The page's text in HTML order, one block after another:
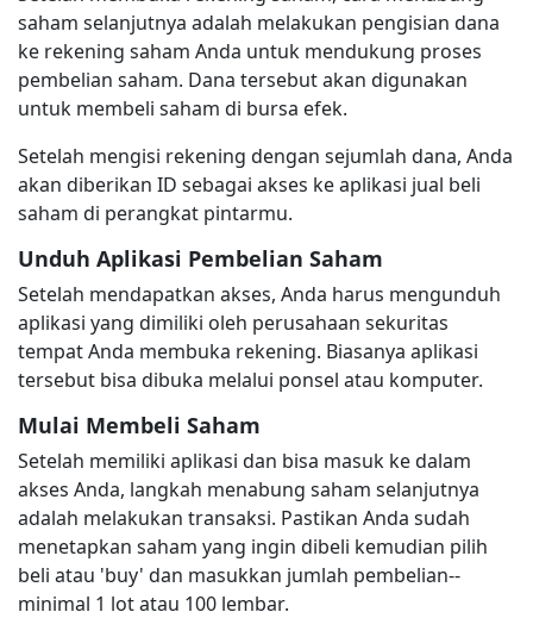
saham selanjutnya adalah melakukan pengisian dana
ke rekening saham Anda untuk mendukung proses
pembelian saham. Dana tersebut akan digunakan
untuk membeli saham di bursa efek.
Setelah mengisi rekening dengan sejumlah dana, Anda
akan diberikan ID sebagai akses ke aplikasi jual beli
saham di perangkat pintarmu.
Unduh Aplikasi Pembelian Saham
Setelah mendapatkan akses, Anda harus mengunduh
aplikasi yang dimiliki oleh perusahaan sekuritas
tempat Anda membuka rekening. Biasanya aplikasi
tersebut bisa dibuka melalui ponsel atau komputer.
Mulai Membeli Saham
Setelah memiliki aplikasi dan bisa masuk ke dalam
akses Anda, langkah menabung saham selanjutnya
adalah melakukan transaksi. Pastikan Anda sudah
menetapkan saham yang ingin dibeli kemudian pilih
beli atau 'buy' dan masukkan jumlah pembelian--
minimal 1 lot atau 100 lembar.